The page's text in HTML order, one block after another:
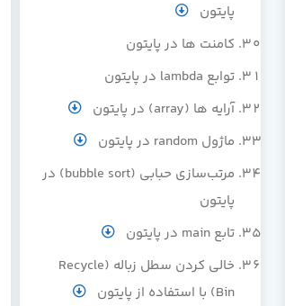
پایتون
کامنت ها در پایتون
توابع lambda در پایتون
آرایه ها (array) در پایتون
ماژول random در پایتون
مرتب‌سازی حبابی (bubble sort) در
پایتون
تابع main در پایتون
خالی کردن سطل زباله (Recycle
Bin) با استفاده از پایتون